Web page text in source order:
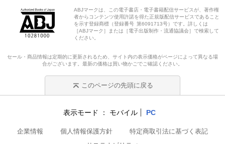
ABJマークは、この電子書店・電子書籍配信サービスが、著作権
者からコンテンツ使用許諾を得た正規版配信サービスであること
を示す登録商標（登録番号 第6091713号）です。詳しくは
［ABJマーク］または［電子出版制作・流通協議会］で検索して
ください。
セール・商品情報は定期的に更新されるため、サイト内の表示価格がページによって異なる場
合がございます。最新の価格は買い物かごでご確認ください。
このページの先頭に戻る
表示モード モバイル PC
企業情報 個人情報保護方針
特定商取引法に基づく表記